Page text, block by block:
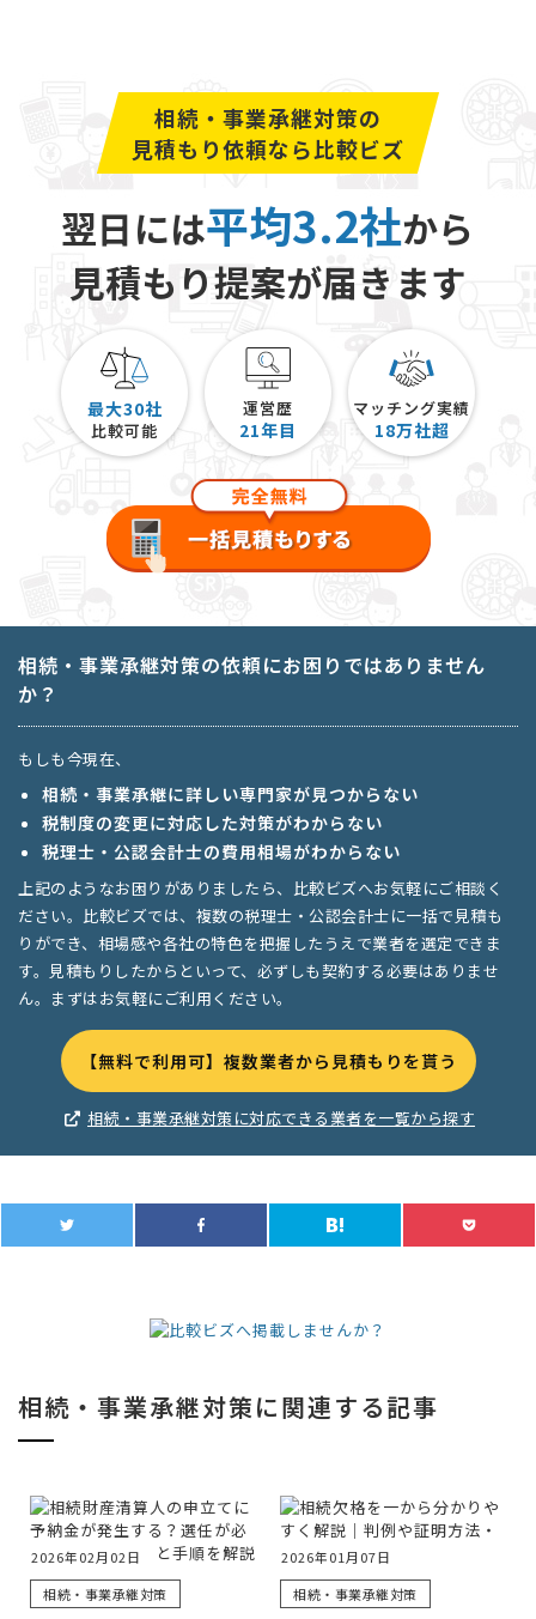
続税は所得税の補完をしているという考え方や、富の
再分配のために課税を行うためという考え方がありま
また、被相続人の蓄財の中には税制上の優遇により十
分に課税されていなかった部分があり被相続人の生前
所得についての精算という考え方、被相続人の蓄財は
化など複数の考え方があります。
専門家の間でも課税根拠の適正性について議論になる
ところではあります。
相続・事業承継対策の
見積もり依頼なら比較ビズ
翌日には平均3.2社から
見積もり提案が届きます
最大30社
比較可能
運営歴
21年目
マッチング実績
18万社超
相続・事業承継対策の依頼にお困りではありません
か？
もしも今現在、
相続・事業承継に詳しい専門家が見つからない
税制度の変更に対応した対策がわからない
税理士・公認会計士の費用相場がわからない
上記のようなお困りがありましたら、比較ビズへお気軽にご相談く
ださい。比較ビズでは、複数の税理士・公認会計士に一括で見積も
りができ、相場感や各社の特色を把握したうえで業者を選定できま
す。見積もりしたからといって、必ずしも契約する必要はありませ
ん。まずはお気軽にご利用ください。
【無料で利用可】複数業者から見積もりを貰う
相続・事業承継対策に対応できる業者を一覧から探す
相続・事業承継対策に関連する記事
2026年02月02日
相続・事業承継対策
2026年01月07日
相続・事業承継対策